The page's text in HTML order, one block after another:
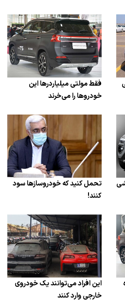
فقط مولتی میلیاردرها این
خودروها را می‌خرند
تحمل کنید که خودروسازها سود
کنند!
این افراد می‌توانند یک خودروی
خارجی وارد کنند